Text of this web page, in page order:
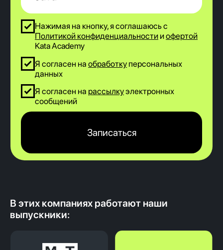
В этих компаниях работают наши
выпускники:
Kata Community — сообщество
выпускников для общения, обмена
знаниями и развития в профессии
Поступить на курс